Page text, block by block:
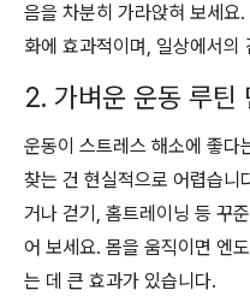
음을 차분히 가라앉혀 보세요
화에 효과적이며, 일상에서의
2. 가벼운 운동 루틴
운동이 스트레스 해소에 좋다
찾는 건 현실적으로 어렵습니
거나 걷기, 홈트레이닝 등 꾸
어 보세요. 몸을 움직이면 엔
는 데 큰 효과가 있습니다.